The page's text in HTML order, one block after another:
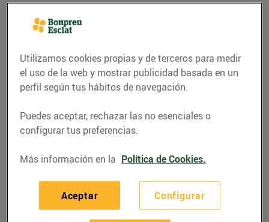
ACTUALIDAD
La solidaritat dels
ciutadans no té límits
10/noviembre/2015
Utilizamos cookies propias y de terceros para medir
el uso de la web y mostrar publicidad basada en un
perfil según tus hábitos de navegación.
Puedes aceptar, rechazar las no esenciales o
configurar tus preferencias.
Más información en la Política de Cookies.
Configurar
Aceptar